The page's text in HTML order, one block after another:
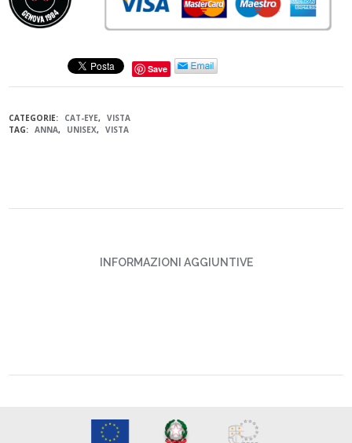
Save
CATEGORIE: CAT-EYE, VISTA
TAG: ANNA, UNISEX, VISTA
INFORMAZIONI AGGIUNTIVE